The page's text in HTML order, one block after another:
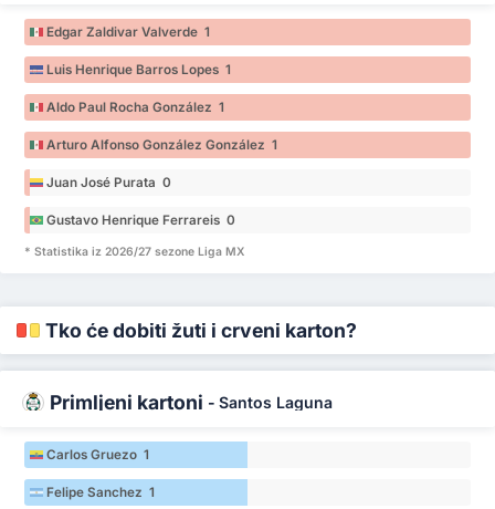
Edgar Zaldivar Valverde 1
Luis Henrique Barros Lopes 1
Aldo Paul Rocha González 1
Arturo Alfonso González González 1
Juan José Purata 0
Gustavo Henrique Ferrareis 0
* Statistika iz 2026/27 sezone Liga MX
Tko će dobiti žuti i crveni karton?
Primljeni kartoni - Santos Laguna
Carlos Gruezo 1
Felipe Sanchez 1